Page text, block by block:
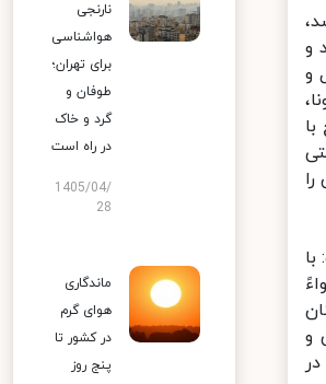
نارنجی
هواشناسی
برای تهران؛
طوفان و
گرد و خاک
در راه است
1405/04/
28
ماندگاری
هوای گرم
در کشور تا
پنج روز